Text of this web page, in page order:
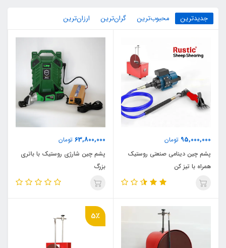
جدیدترین محبوب‌ترین گران‌ترین ارزان‌ترین
95,000,000 تومان
پشم چین دینامی صنعتی روستیک
همراه با تیز کن
63,800,000 تومان
پشم چین شارژی روستیک با باتری
بزرگ
5٪